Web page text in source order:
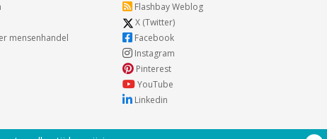
mensenhandel
Flashbay Weblog
X (Twitter)
Facebook
Instagram
Pinterest
YouTube
Linkedin